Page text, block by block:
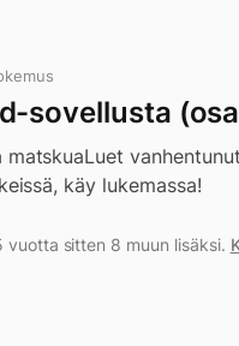
sovellusta
matskuaLuet
käy lukemassa!
vuotta sitten 8 muun lisäksi.